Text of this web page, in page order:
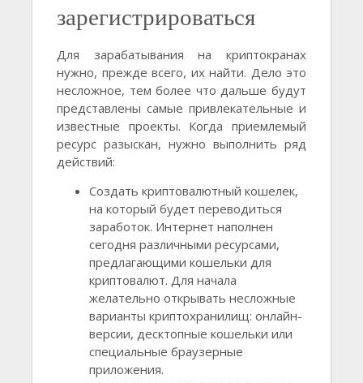
зарегистрироваться
Для зарабатывания на криптокранах
нужно, прежде всего, их найти. Дело это
несложное, тем более что дальше будут
представлены самые привлекательные и
известные проекты. Когда приемлемый
ресурс разыскан, нужно выполнить ряд
действий:
Создать криптовалютный кошелек,
на который будет переводиться
заработок. Интернет наполнен
сегодня различными ресурсами,
предлагающими кошельки для
криптовалют. Для начала
желательно открывать несложные
варианты криптохранилищ: онлайн-
версии, десктопные кошельки или
специальные браузерные
приложения.